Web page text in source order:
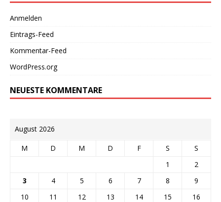
Anmelden
Eintrags-Feed
Kommentar-Feed
WordPress.org
NEUESTE KOMMENTARE
August 2026
M D M D F S
S
1
2
3
4 5 6 7 8
9
10
11 12 13 14 15
16